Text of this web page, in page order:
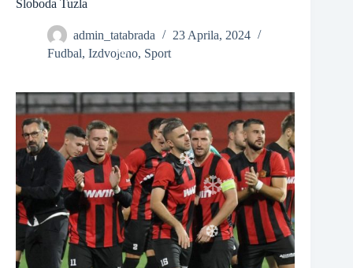
Sloboda Tuzla
admin_tatabrada
23 Aprila, 2024
Fudbal, Izdvojeno, Sport
❆
❆
❆